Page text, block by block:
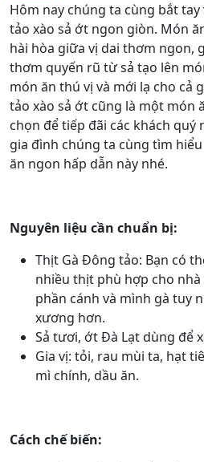
Hôm nay chúng ta cùng bắt
tảo xào sả ớt ngon giòn. Món
hài hòa giữa vị dai thơm ngon,
thơm quyến rũ từ sả tạo lên
món ăn thú vị và mới lạ cho cả
tảo xào sả ớt cũng là một món
chọn để tiếp đãi các khách
gia đình chúng ta cùng tìm
ăn ngon hấp dẫn này nhé.
Nguyên liệu cần chuẩn bị:
Thịt Gà Đông tảo: Bạn có
nhiều thịt phù hợp cho
phần cánh và mình gà tuy
xương hơn.
Sả tươi, ớt Đà Lạt dùng để
Gia vị: tỏi, rau mùi ta, hạt
mì chính, dầu ăn.
Cách chế biến: